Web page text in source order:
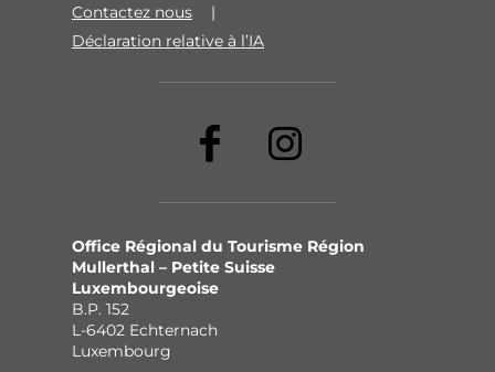
Contactez nous
Déclaration relative à l’IA
Office Régional du Tourisme Région
Mullerthal – Petite Suisse
Luxembourgeoise
B.P. 152
L-6402 Echternach
Luxembourg